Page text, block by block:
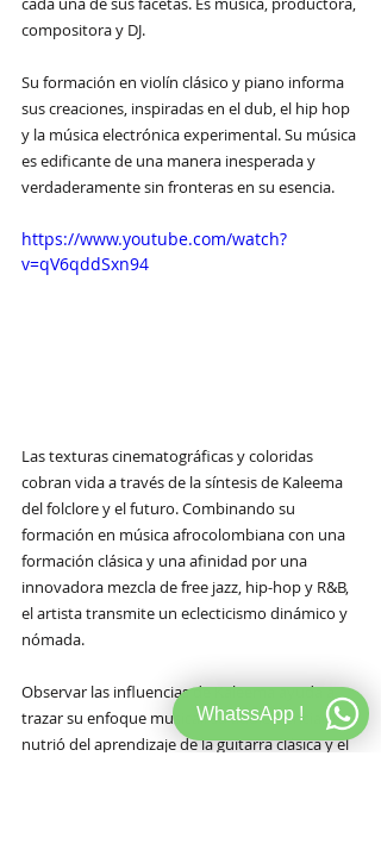
compositora y DJ.
Su formación en violín clásico y piano informa
sus creaciones, inspiradas en el dub, el hip hop
y la música electrónica experimental. Su música
es edificante de una manera inesperada y
verdaderamente sin fronteras en su esencia.
https://www.youtube.com/watch?
v=qV6qddSxn94
Las texturas cinematográficas y coloridas
cobran vida a través de la síntesis de Kaleema
del folclore y el futuro. Combinando su
formación en música afrocolombiana con una
formación clásica y una afinidad por una
innovadora mezcla de free jazz, hip-hop y R&B,
el artista transmite un eclecticismo dinámico y
nómada.
Observar las influencias de Kaleema ayuda a
trazar su enfoque musical: su adolescencia se
nutrió del aprendizaje de la guitarra clásica y el
WhatssApp !